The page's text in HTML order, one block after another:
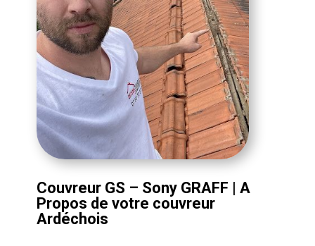
Couvreur GS – Sony GRAFF | A
Propos de votre couvreur
Ardéchois